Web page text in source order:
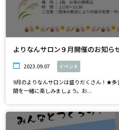
よりなんサロン９月開催のお知ら
2023.09.07 イベント
9月のよりなんサロンは盛りだくさん！★
間を一緒に楽しみましょう。お...